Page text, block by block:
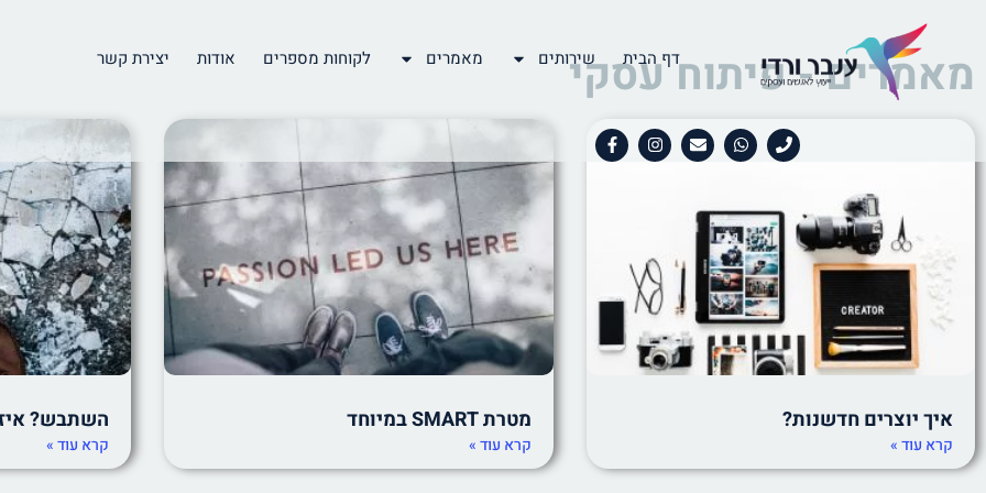
דף הבית שירותים מאמרים לקוחות מספרים אודות יצירת קשר מאמרים - פיתוח עסקי
איך יוצרים חדשנות?
קרא עוד »
מטרת SMART במיוחד
קרא עוד »
השתבש?
קרא עוד »